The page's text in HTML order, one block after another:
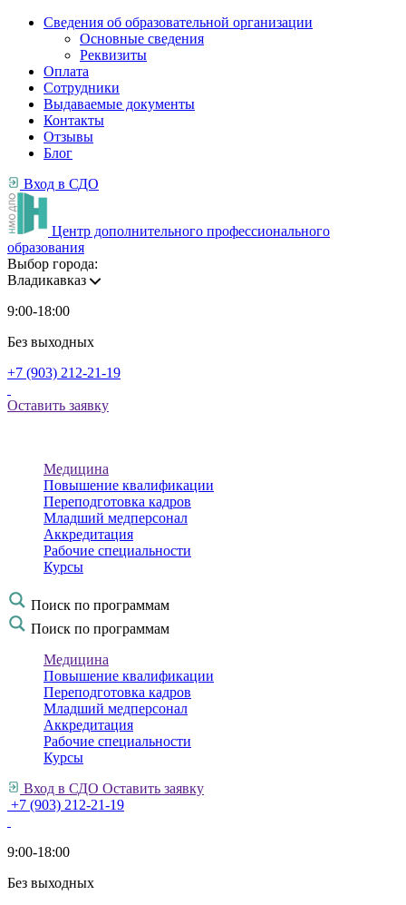
Сведения об образовательной организации
Основные сведения
Реквизиты
Оплата
Сотрудники
Выдаваемые документы
Контакты
Отзывы
Блог
Вход в СДО
Центр дополнительного профессионального
образования
Выбор города:
Владикавказ
9:00-18:00
Без выходных
+7 (903) 212-21-19
Оставить заявку
Медицина
Повышение квалификации
Переподготовка кадров
Младший медперсонал
Аккредитация
Рабочие специальности
Курсы
Поиск по программам
Поиск по программам
Медицина
Повышение квалификации
Переподготовка кадров
Младший медперсонал
Аккредитация
Рабочие специальности
Курсы
Вход в СДО Оставить заявку
+7 (903) 212-21-19
9:00-18:00
Без выходных